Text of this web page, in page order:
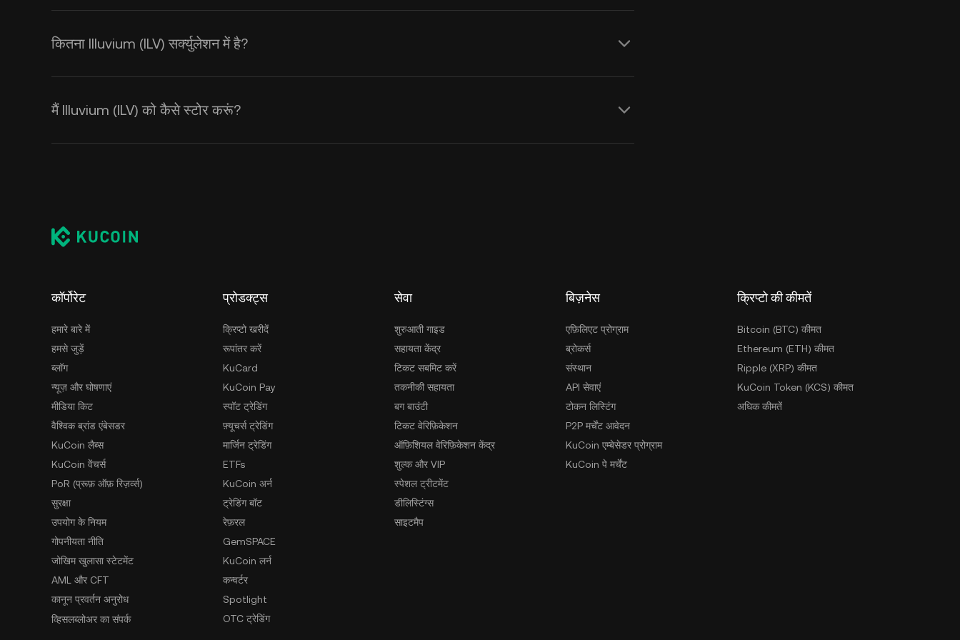
कितना Illuvium (ILV) सर्क्युलेशन में है?
मैं Illuvium (ILV) को कैसे स्टोर करूं?
कॉर्पोरेट
हमारे बारे में
हमसे जुड़ें
ब्लॉग
न्यूज़ और घोषणाएं
मीडिया किट
वैश्विक ब्रांड एंबेसडर
KuCoin लैब्स
KuCoin वेंचर्स
PoR (प्रूफ़ ऑफ़ रिज़र्व्स)
सुरक्षा
उपयोग के नियम
गोपनीयता नीति
जोखिम खुलासा स्टेटमेंट
AML और CFT
कानून प्रवर्तन अनुरोध
व्हिसलब्लोअर का संपर्क
प्रोडक्ट्स
क्रिप्टो खरीदें
रूपांतर करें
KuCard
KuCoin Pay
स्पॉट ट्रेडिंग
फ़्यूचर्स ट्रेडिंग
मार्जिन ट्रेडिंग
ETFs
KuCoin अर्न
ट्रेडिंग बॉट
रेफ़रल
GemSPACE
KuCoin लर्न
कन्वर्टर
Spotlight
OTC ट्रेडिंग
सेवा
शुरुआती गाइड
सहायता केंद्र
टिकट सबमिट करें
तकनीकी सहायता
बग बाउंटी
टिकट वेरिफ़िकेशन
ऑफ़िशियल वेरिफ़िकेशन केंद्र
शुल्क और VIP
स्पेशल ट्रीटमेंट
डीलिस्टिंग्स
साइटमैप
बिज़नेस
एफ़िलिएट प्रोग्राम
ब्रोकर्स
संस्थान
API सेवाएं
टोकन लिस्टिंग
P2P मर्चेंट आवेदन
KuCoin एम्बेसेडर प्रोग्राम
KuCoin पे मर्चेंट
क्रिप्टो की कीमतें
Bitcoin (BTC) कीमत
Ethereum (ETH) कीमत
Ripple (XRP) कीमत
KuCoin Token (KCS) कीमत
अधिक कीमतें